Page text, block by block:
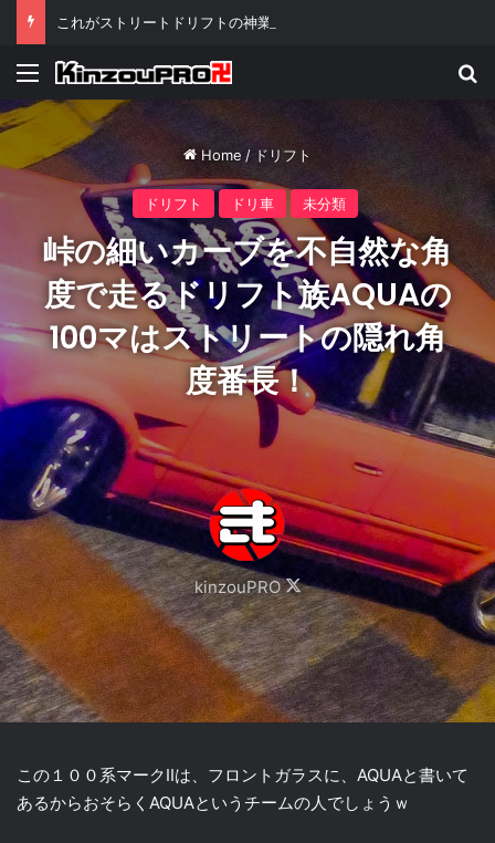
これがストリートドリフトの神業リアル「溝落とし」だ！
Menu
Home / ドリフト
ドリフト ドリ車 未分類
峠の細いカーブを不自然な角
度で走るドリフト族AQUAの
100マはストリートの隠れ角
度番長！
kinzouPRO
Follow
on
X
この１００系マークIIは、フロントガラスに、AQUAと書いて
あるからおそらくAQUAというチームの人でしょうｗ